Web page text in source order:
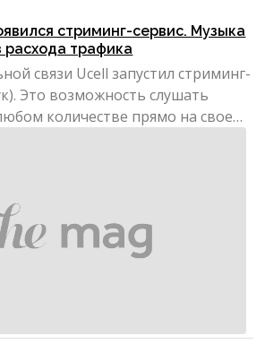
стриминг-сервис. Музыка
расхода трафика
связи Ucell запустил стриминг-
Это возможность слушать
количестве прямо на своем